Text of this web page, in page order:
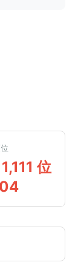
位